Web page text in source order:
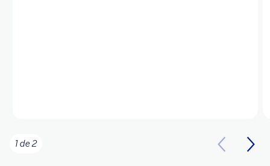
1 de 2